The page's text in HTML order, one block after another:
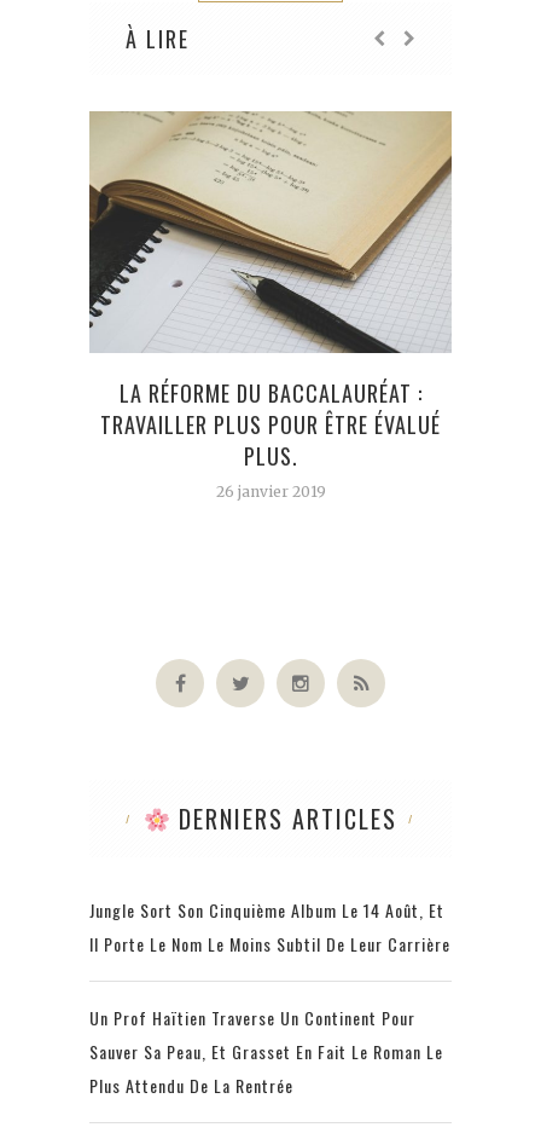
À LIRE
LA RÉFORME DU BACCALAURÉAT :
TRAVAILLER PLUS POUR ÊTRE ÉVALUÉ
PLUS.
26 janvier 2019
DERNIERS ARTICLES
Jungle Sort Son Cinquième Album Le 14 Août, Et
Il Porte Le Nom Le Moins Subtil De Leur Carrière
Un Prof Haïtien Traverse Un Continent Pour
Sauver Sa Peau, Et Grasset En Fait Le Roman Le
Plus Attendu De La Rentrée